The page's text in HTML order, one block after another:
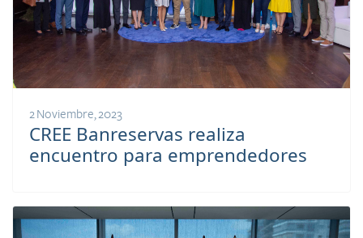
2 Noviembre, 2023
CREE Banreservas realiza
encuentro para emprendedores